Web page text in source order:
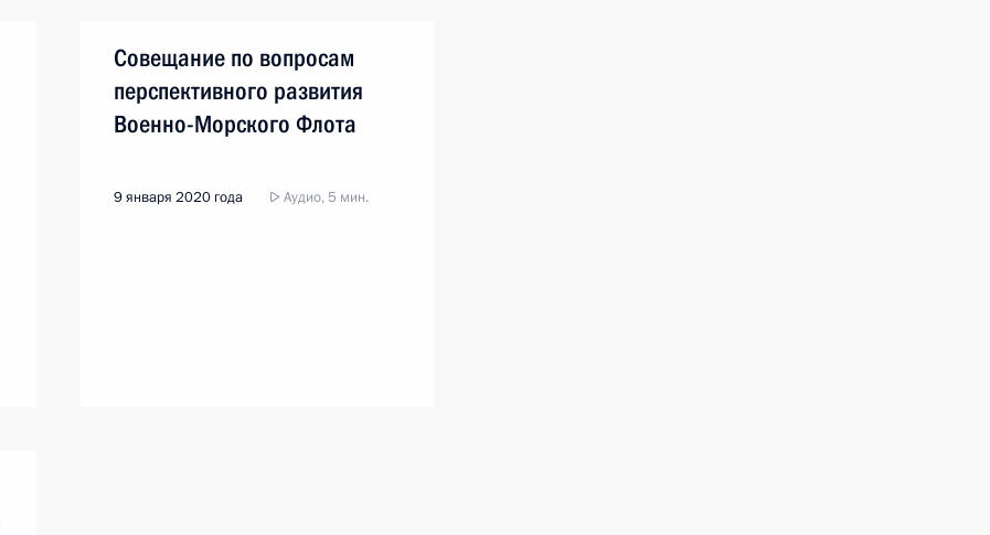
Совещание по вопросам
перспективного развития
Военно-Морского Флота
9 января 2020 года Аудио, 5 мин.